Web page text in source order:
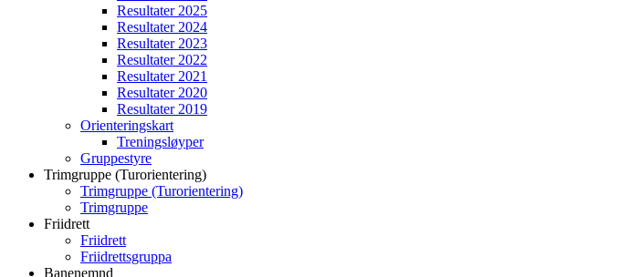
Resultater 2025
Resultater 2024
Resultater 2023
Resultater 2022
Resultater 2021
Resultater 2020
Resultater 2019
Orienteringskart
Treningsløyper
Gruppestyre
Trimgruppe (Turorientering)
Trimgruppe (Turorientering)
Trimgruppe
Friidrett
Friidrett
Friidrettsgruppa
Banenemnd